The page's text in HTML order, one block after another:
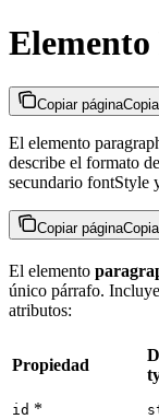
Copiar página
El elemento
describe el formato
secundario fontStyle
Copiar página
El elemento
único párrafo.
atributos:
Propiedad
id *